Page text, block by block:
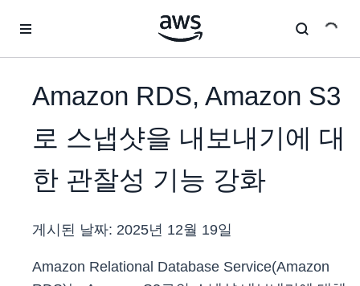
Amazon RDS, Amazon S3
로 스냅샷을 내보내기에 대
한 관찰성 기능 강화
게시된 날짜: 2025년 12월 19일
Amazon Relational Database Service(Amazon